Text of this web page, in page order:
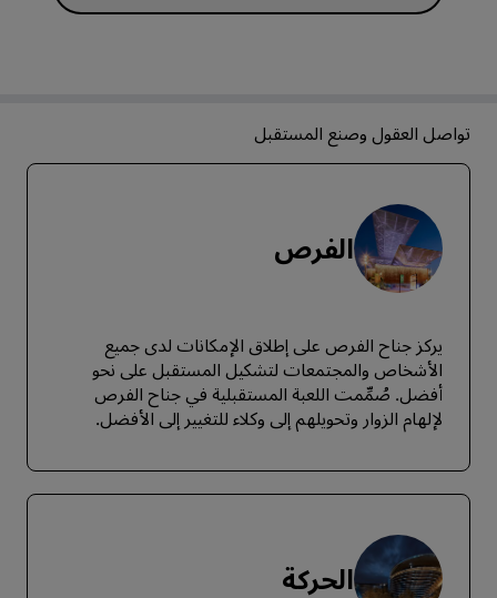
تواصل العقول وصنع المستقبل
الفرص
يركز جناح الفرص على إطلاق الإمكانات لدى جميع
الأشخاص والمجتمعات لتشكيل المستقبل على نحو
أفضل. صُمِّمت اللعبة المستقبلية في جناح الفرص
لإلهام الزوار وتحويلهم إلى وكلاء للتغيير إلى الأفضل.
الحركة